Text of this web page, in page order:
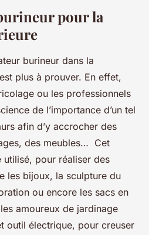
pour la
burineur dans la
plus à prouver. En effet,
ou les professionnels
de l’importance d’un tel
afin d’y accrocher des
des meubles… Cet
pour réaliser des
les bijoux, la sculpture du
ou encore les sacs en
amoureux de jardinage
outil électrique, pour creuser